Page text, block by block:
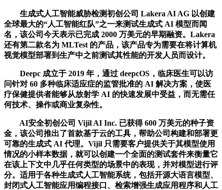
生成式人工智能威胁检测初创公司 Lakera AI AG 以创建
全球最大的“人工智能红队”之一来测试生成式 AI 模型而闻
名，该公司今天表示已完成 2000 万美元的早期融资。Lakera
还有第二款名为 MLTest 的产品，该产品专为需要在将计算机
视觉模型部署到生产中之前测试其性能的开发人员而设计。
Deepc 成立于 2019 年，通过 deepcOS，临床医生可以访
问针对 60 多种临床适应症的监管批准的 AI 解决方案，使医
疗保健提供者能够从放射学 AI 的快速发展中受益，而无需任
何技术、操作或商业复杂性。
AI安全初创公司 Vijil AI Inc. 已获得 600 万美元的种子资
金，该公司推出了首款基于云的工具，帮助公司构建和部署更
可靠的生成式 AI 代理。Vijil 只需要客户提供关于其模型使用
情况的小样本数据，就可以创建一个全面的测试套件来衡量它
在该上下文中几乎任何类型的场景中的表现，并对模型进行评
分。适用于各种生成式人工智能系统，包括开源大语言模型、
封闭式人工智能应用编程接口、检索增强生成应用程序和人工